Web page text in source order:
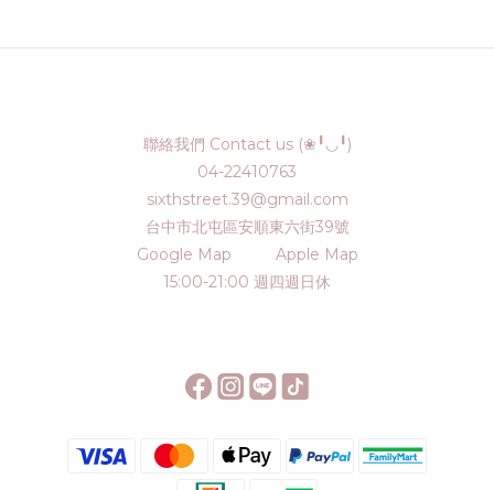
聯絡我們 Contact us (❀╹◡╹)
04-22410763
sixthstreet.39@gmail.com
台中市北屯區安順東六街39號
Google Map
Apple Map
15:00-21:00 週四週日休